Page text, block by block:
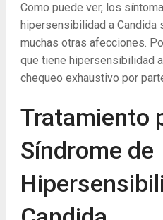
Como puede ver, los
hipersensibilidad a Candida
muchas otras afecciones.
que tiene hipersensibilidad
chequeo exhaustivo por
Tratamiento
Síndrome de